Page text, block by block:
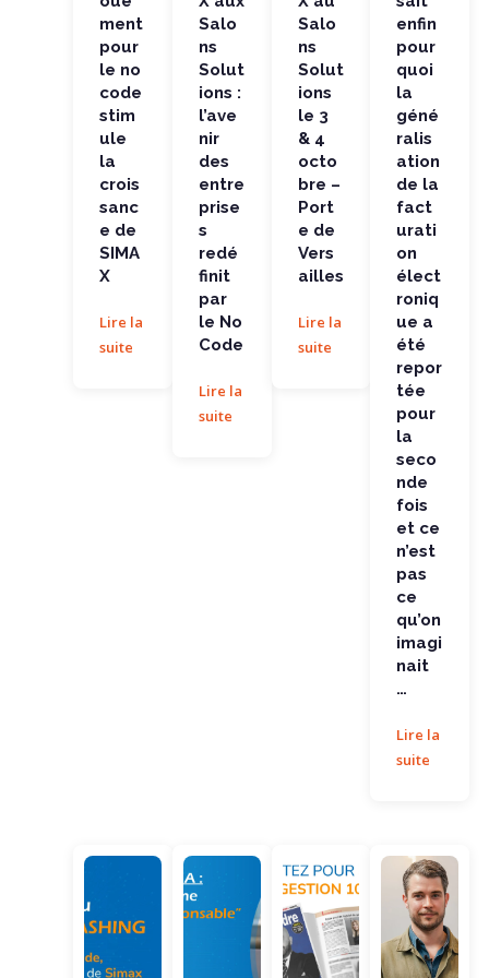
la...
ment
pour
le no
code
stim
ule
la
crois
sanc
e de
SIMA
X
Lire la
suite
Salo
ns
Solut
ions :
l’ave
nir
des
entre
prise
s
redé
finit
par
le No
Code
Lire la
suite
Salo
ns
Solut
ions
le 3
& 4
octo
bre –
Port
e de
Vers
ailles
Lire la
suite
ation de
la...
enfin
pour
quoi
la
géné
ralis
ation
de la
fact
urati
on
élect
roniq
ue a
été
repor
tée
pour
la
seco
nde
fois
et ce
n’est
pas
ce
qu’on
imagi
nait
…
Lire la
suite